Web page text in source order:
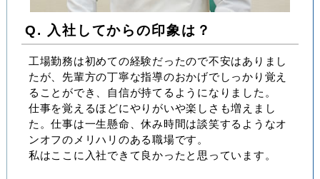
Q. 入社してからの印象は？
工場勤務は初めての経験だったので不安はありまし
たが、先輩方の丁寧な指導のおかげでしっかり覚え
ることができ、自信が持てるようになりました。
仕事を覚えるほどにやりがいや楽しさも増えまし
た。仕事は一生懸命、休み時間は談笑するようなオ
ンオフのメリハリのある職場です。
私はここに入社できて良かったと思っています。